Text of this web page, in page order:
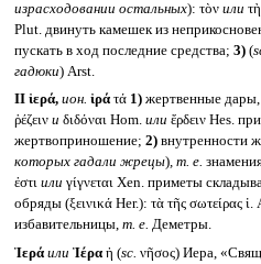
израсходовании остальных): τὸν или
Plut. двинуть камешек из
пускать в ход последние средства; 3)(
гадюки) Arst.
II ἱερά, ион. ἱράτά 1)жертвенные дары,
ῥέζειν и διδόναι Hom. или ἔρδειν Hes.
жертвоприношение; 2)внутренности
которых гадали жрецы), т. е.
ἐστι или γίγνεται Xen. приметы
обряды (ξεινικά Her.): τὰ τῆς σωτείρας
избавительницы, т. е. Деметры.
Ἱερά или Ἱέρα ἡ (sc. νῆσος) Иера,